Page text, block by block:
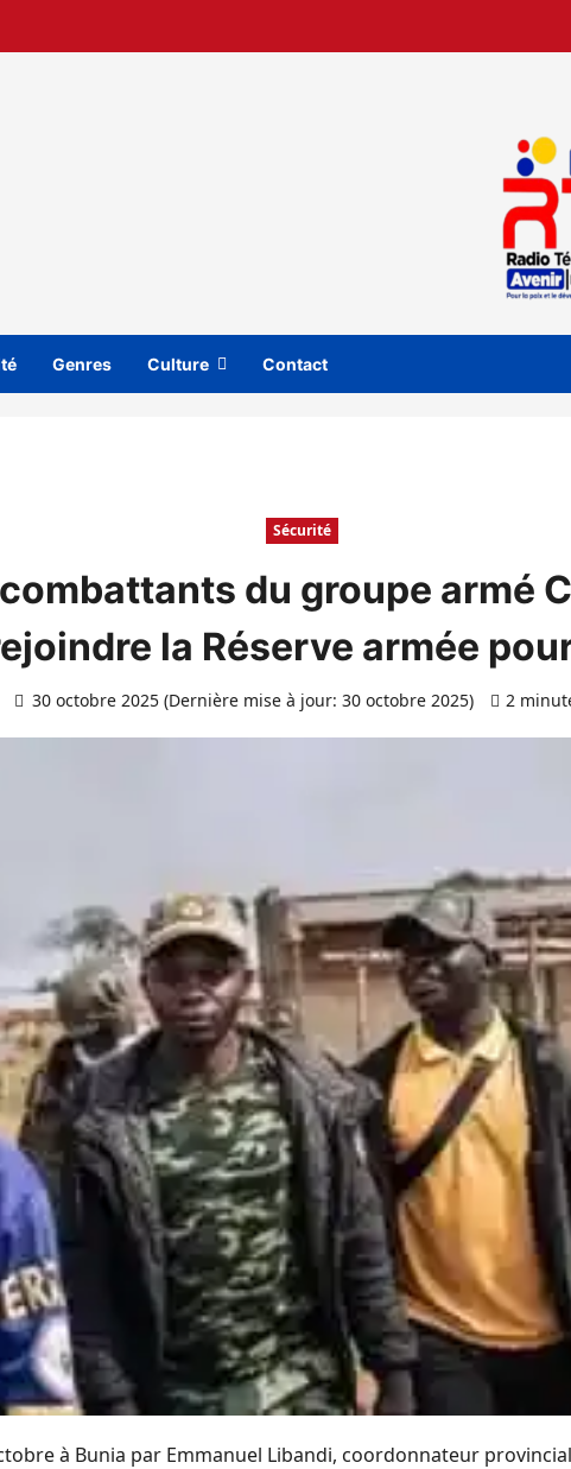
Genres Culture Contact
Sécurité
du groupe armé
la Réserve armée
30 octobre 2025 (Dernière mise à jour: 30 octobre 2025) 2
à Bunia par Emmanuel Libandi, coordonnateur provincial